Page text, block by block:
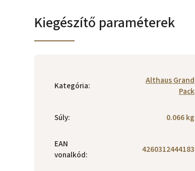
Kiegészítő paraméterek
Kategória:
Althaus Grand
Pack
Súly: 0.066 kg
EAN
vonalkód: 4260312444183